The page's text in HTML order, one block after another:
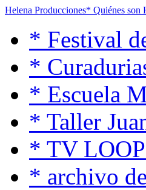
Helena Producciones* Quiénes son
* Festival
*
* Escuela
* Taller
* TV
* archivo